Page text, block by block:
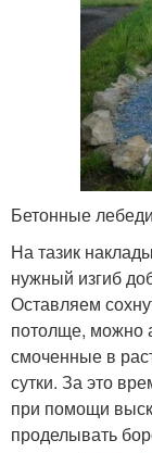
Бетонные лебеди
На тазик
нужный изгиб
Оставляем
потолще, можно
смоченные в
сутки. За это
при помощи
проделывать